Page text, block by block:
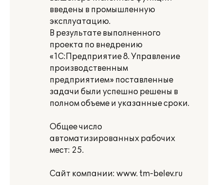
введены в промышленную
эксплуатацию.
В результате выполненного
проекта по внедрению
«1С:Предприятие 8. Управление
производственным
предприятием» поставленные
задачи были успешно решены в
полном объеме и указанные сроки.
Общее число
автоматизированных рабочих
мест: 25.
Сайт компании: www. tm-belev.ru